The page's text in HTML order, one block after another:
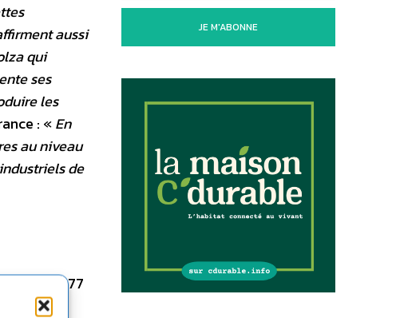
aussi
qui
ses
les
: «En
au niveau
de
48 58 89 77
04
JE M'ABONNE